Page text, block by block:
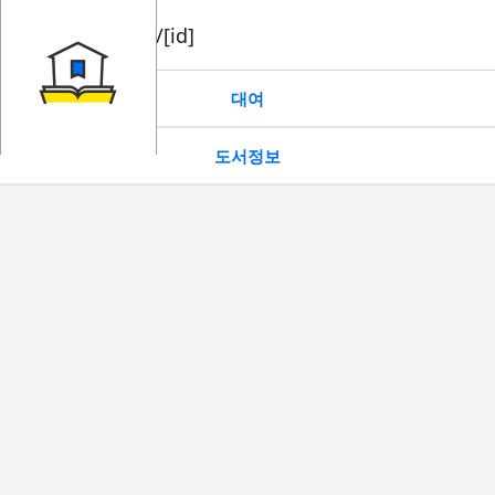
book/rent/[id]
대여
도서정보